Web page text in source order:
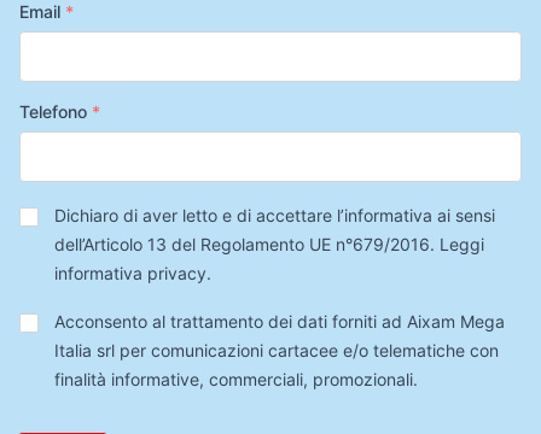
Email *
Telefono *
Privacy*
Dichiaro di aver letto e di accettare l’informativa ai sensi
dell’Articolo 13 del Regolamento UE n°679/2016. Leggi
informativa privacy.
Trattamento
Dati
Acconsento al trattamento dei dati forniti ad Aixam Mega
Italia srl per comunicazioni cartacee e/o telematiche con
finalità informative, commerciali, promozionali.